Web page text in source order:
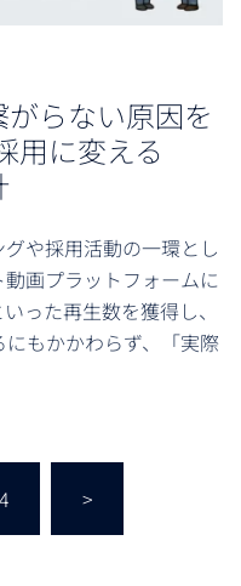
らない原因を
用に変える
や採用活動の一環とし
画プラットフォームに
った再生数を獲得し、
もかかわらず、「実際
4 >